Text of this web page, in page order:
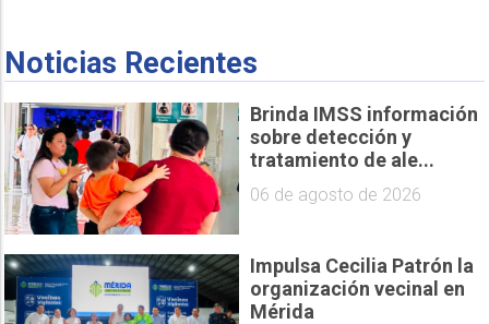
Noticias Recientes
Brinda IMSS información
sobre detección y
tratamiento de ale...
06 de agosto de 2026
Impulsa Cecilia Patrón la
organización vecinal en
Mérida